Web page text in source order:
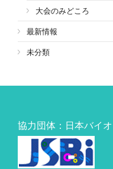
大会のみどころ
最新情報
未分類
協力団体：日本バイ